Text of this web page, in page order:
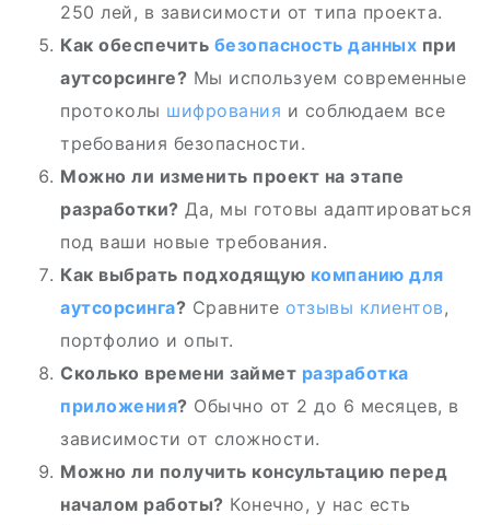
250 лей, в зависимости от типа проекта.
Как обеспечить безопасность данных при
аутсорсинге? Мы используем современные
протоколы шифрования и соблюдаем все
требования безопасности.
Можно ли изменить проект на этапе
разработки? Да, мы готовы адаптироваться
под ваши новые требования.
Как выбрать подходящую компанию для
аутсорсинга? Сравните отзывы клиентов,
портфолио и опыт.
Сколько времени займет разработка
приложения? Обычно от 2 до 6 месяцев, в
зависимости от сложности.
Можно ли получить консультацию перед
началом работы? Конечно, у нас есть